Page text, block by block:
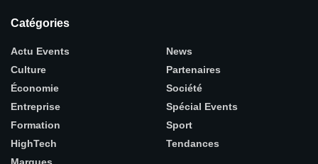
Catégories
Actu Events
Culture
Économie
Entreprise
Formation
HighTech
Marques
News
Partenaires
Société
Spécial Events
Sport
Tendances